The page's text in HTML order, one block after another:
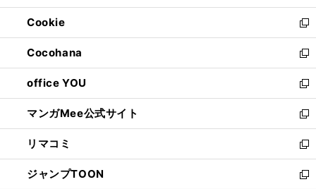
開
く
ウ
で
開
く
ン
ド
ウ
で
開
く
ウ
ィ
ン
ド
ウ
で
開
く
Cookie
新
し
い
ウ
ィ
ン
ド
ウ
で
開
く
Cocohana
新
し
い
ウ
ィ
ン
ド
ウ
で
office YOU
新
し
い
ウ
ィ
ン
ド
マンガMee公式サイト
新
し
い
ウ
ィ
リマコミ
新
し
い
ジャンプTOON
新